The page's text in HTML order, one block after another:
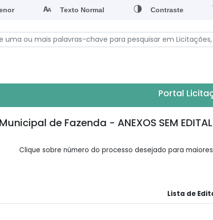
Texto Normal Contraste
Portal
de Fazenda - ANEXOS SEM EDITAL
Clique sobre número do processo desejado para
Lista de